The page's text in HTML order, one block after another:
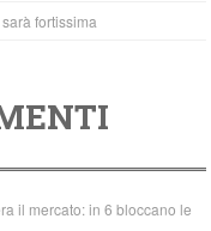
fortissima
il mercato: in 6 bloccano le